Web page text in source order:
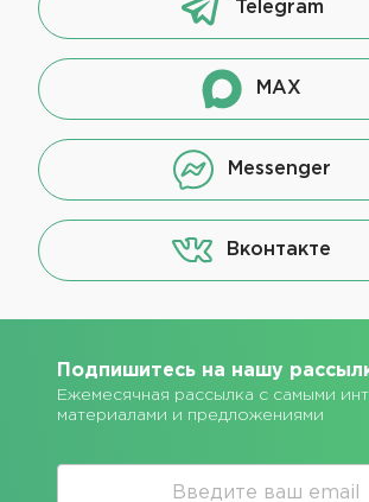
Telegram
MAX
Messenger
Вконтакте
Подпишитесь на нашу
Ежемесячная рассылка с самыми
материалами и предложениями